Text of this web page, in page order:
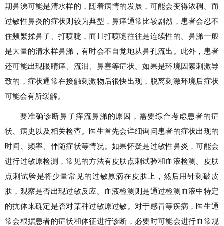
期鼻涕可能是清水样的，随着病情的发展，可能会变得浓稠。而
过敏性鼻炎的症状则较为典型，鼻痒通常比较剧烈，患者会忍不
住频繁揉鼻子、打喷嚏，而且打喷嚏往往是连续性的。鼻涕一般
是大量的清水样鼻涕，有时会不自觉地从鼻孔流出。此外，患者
还可能出现眼睛痒、流泪、鼻塞等症状。如果是环境因素刺激导
致的，症状通常在接触刺激物后很快出现，脱离刺激环境后症状
可能会有所缓解。
要准确诊断鼻子痒流鼻涕的原因，需要综合考虑患者的症
状、病史以及相关检查。医生首先会详细询问患者的症状出现的
时间、频率、伴随症状等情况。如果怀疑是过敏性鼻炎，可能会
进行过敏原检测，常见的方法有皮肤点刺试验和血液检测。皮肤
点刺试验是将少量常见的过敏原滴在皮肤上，然后用针刺破皮
肤，观察是否出现过敏反应。血液检测则是通过检测血液中特定
的抗体来确定是否对某种过敏原过敏。对于感冒等疾病，医生通
常会根据患者的症状和体征进行诊断，必要时可能会进行血常规